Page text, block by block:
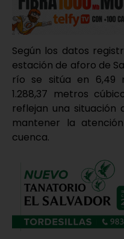
Según los datos
estación de aforo de
río se sitúa en 6,49
1.288,37 metros
reflejan una
mantener la
cuenca.